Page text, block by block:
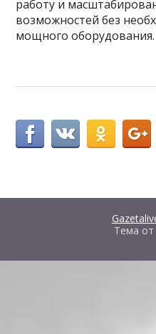
работу и
возможностей без
мощного оборудования.
Тема от